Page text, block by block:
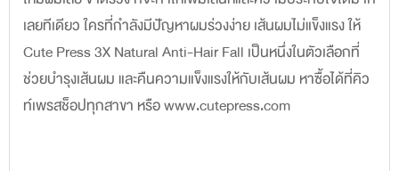
เลยทีเดียว ใครที่กำลังมีปัญหาผมร่วงง่าย เส้นผมไม่แข็งแรง ให้
Cute Press 3X Natural Anti-Hair Fall เป็นหนึ่งในตัวเลือกที่
ช่วยบำรุงเส้นผม และคืนความแข็งแรงให้กับเส้นผม หาซื้อได้ที่คิว
ท์เพรสช็อปทุกสาขา หรือ www.cutepress.com